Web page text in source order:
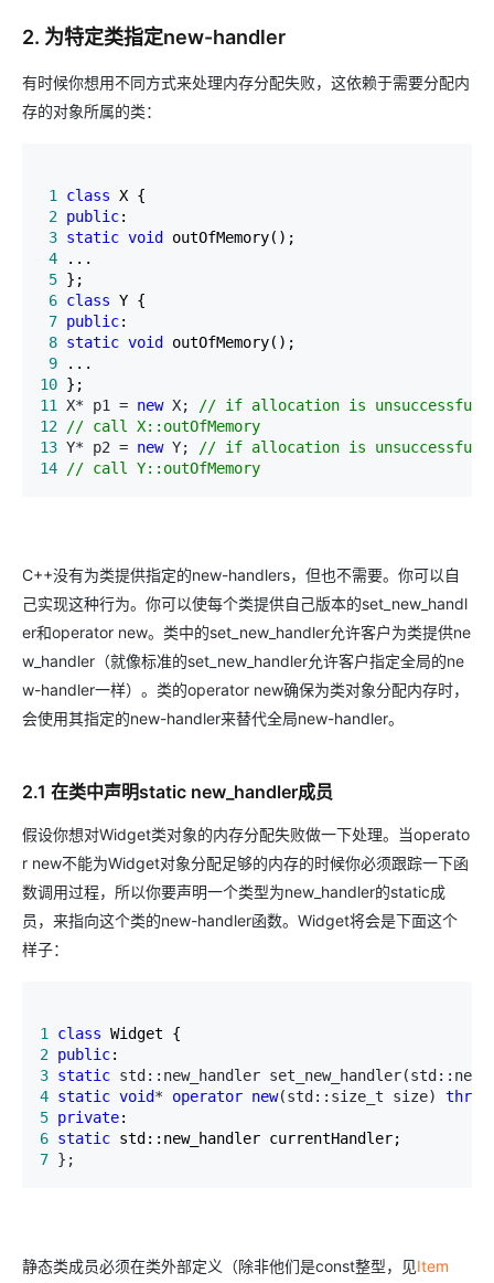
2. 为特定类指定new-handler
有时候你想用不同方式来处理内存分配失败，这依赖于需要分配内
存的对象所属的类：
1 class
2 public
3 static void
4
5
6 class
7 public
8 static void
9
10
11
X* p1 = new X; //
12
// call X::outOfMemory
13 Y* p2 = new Y; //
14
// call Y::outOfMemory
C++没有为类提供指定的new-handlers，但也不需要。你可以自
己实现这种行为。你可以使每个类提供自己版本的set_new_handl
er和operator new。类中的set_new_handler允许客户为类提供ne
w_handler（就像标准的set_new_handler允许客户指定全局的ne
w-handler一样）。类的operator new确保为类对象分配内存时，
会使用其指定的new-handler来替代全局new-handler。
2.1 在类中声明static new_handler成员
假设你想对Widget类对象的内存分配失败做一下处理。当operato
r new不能为Widget对象分配足够的内存的时候你必须跟踪一下函
数调用过程，所以你要声明一个类型为new_handler的static成
员，来指向这个类的new-handler函数。Widget将会是下面这个
样子：
1 class
2 public
3 static std::new_handler
4 static void* operator new(std::size_t size) throw
5 private
6 static
7 };
静态类成员必须在类外部定义（除非他们是const整型，见Item